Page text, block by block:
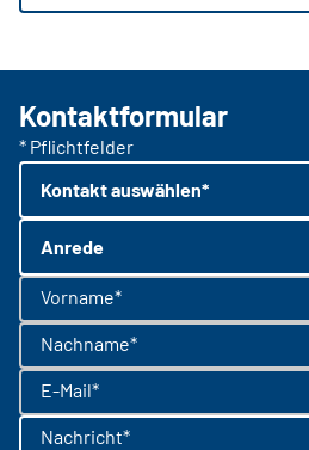
Kontaktformular
* Pflichtfelder
Kontakt auswählen*
Anrede
Vorname*
Nachname*
E-Mail*
Nachricht*